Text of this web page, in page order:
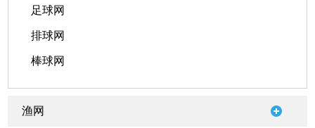
足球网
排球网
棒球网
渔网